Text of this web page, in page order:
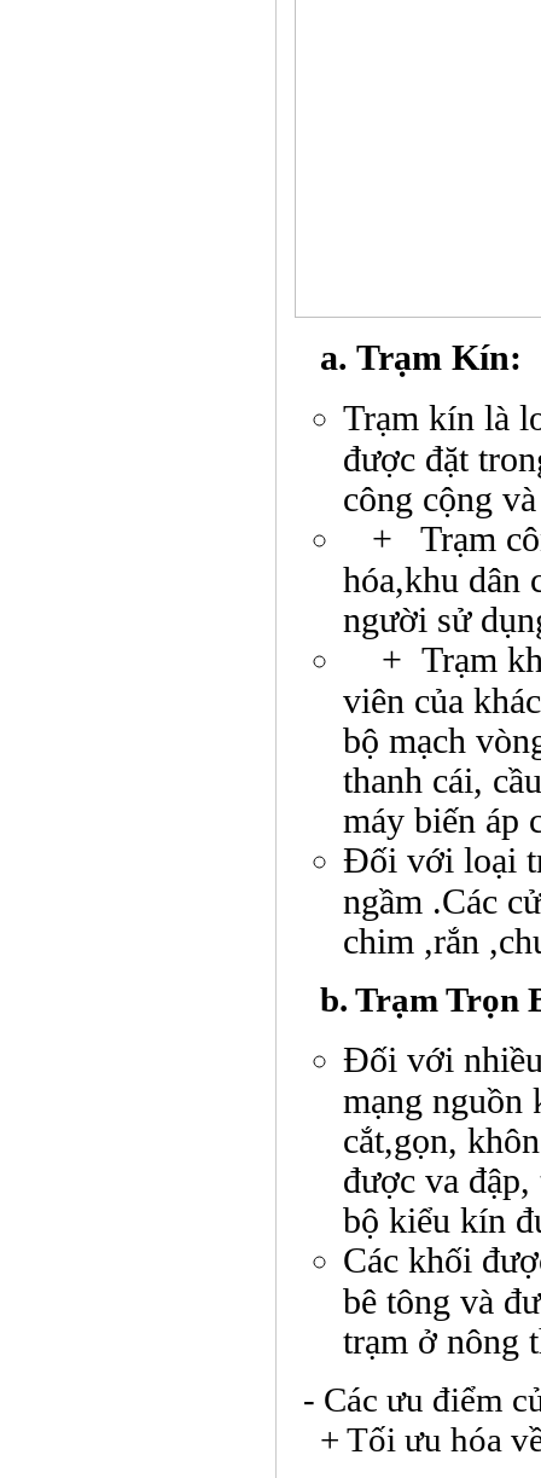
a. Trạm Kín:
Trạm kín là
được đặt
công cộng
+ Trạm
hóa,khu dân
người sử
+ Trạm
viên của
bộ mạch
thanh cái,
máy biến áp
Đối với loại
ngầm .Các
chim ,rắn
b. Trạm Trọn
Đối với
mạng nguồn
cắt,gọn,
được va
bộ kiểu kín
Các khối
bê tông và
trạm ở nông
- Các ưu điểm
+ Tối ưu hóa